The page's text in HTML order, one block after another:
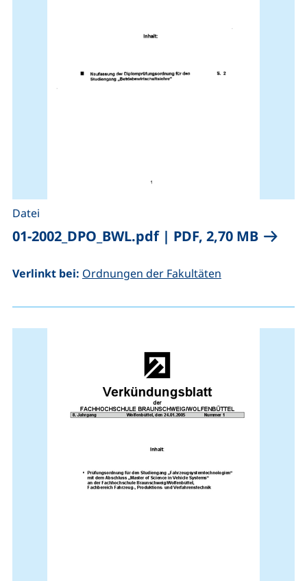
01-2002_DPO_BWL.pdf| PDF, 2,70 MB(öffnet
Datei
Verlinkt bei: Ordnungen der Fakultäten